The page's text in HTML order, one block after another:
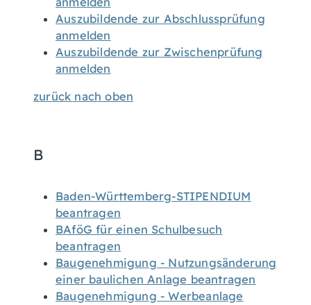
Auszubildende zur Abschlussprüfung
anmelden
Auszubildende zur Zwischenprüfung
anmelden
zurück nach oben
B
Baden-Württemberg-STIPENDIUM
beantragen
BAföG für einen Schulbesuch
beantragen
Baugenehmigung - Nutzungsänderung
einer baulichen Anlage beantragen
Baugenehmigung - Werbeanlage